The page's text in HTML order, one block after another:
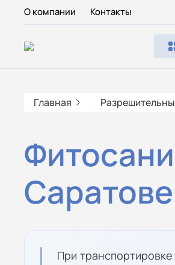
О компании Контакты
Главная
Саратове
При